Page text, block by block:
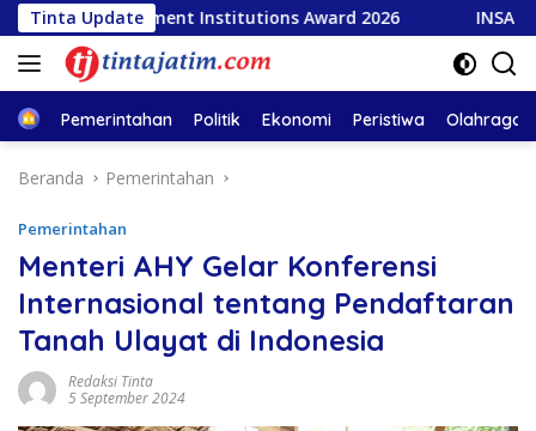
Langsung
ke
konten
Tinta UpdateInstitutions Award 2026 INSA Apresiasi
HomePemerintahan Politik Ekonomi Peristiwa Olahraga
Beranda Pemerintahan
Pemerintahan
Menteri AHY Gelar Konferensi
Internasional tentang Pendaftaran
Tanah Ulayat di Indonesia
Redaksi Tinta
5 September 2024